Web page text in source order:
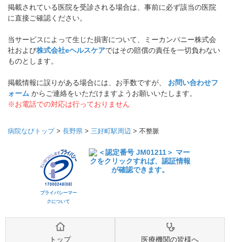
掲載されている医院を受診される場合は、事前に必ず該当の医院
に直接ご確認ください。
当サービスによって生じた損害について、ミーカンパニー株式会
社および株式会社eヘルスケアではその賠償の責任を一切負わない
ものとします。
掲載情報に誤りがある場合には、お手数ですが、 お問い合わせフ
ォーム からご連絡をいただけますようお願いいたします。
※お電話での対応は行っておりません
病院なびトップ> 長野県 > 三好町駅周辺 > 不整脈
プライバシーマー
クについて
トップ 医療機関の皆様へ